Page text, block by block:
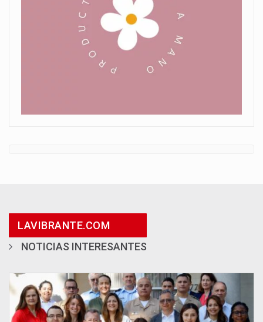
LAVIBRANTE.COM
NOTICIAS INTERESANTES